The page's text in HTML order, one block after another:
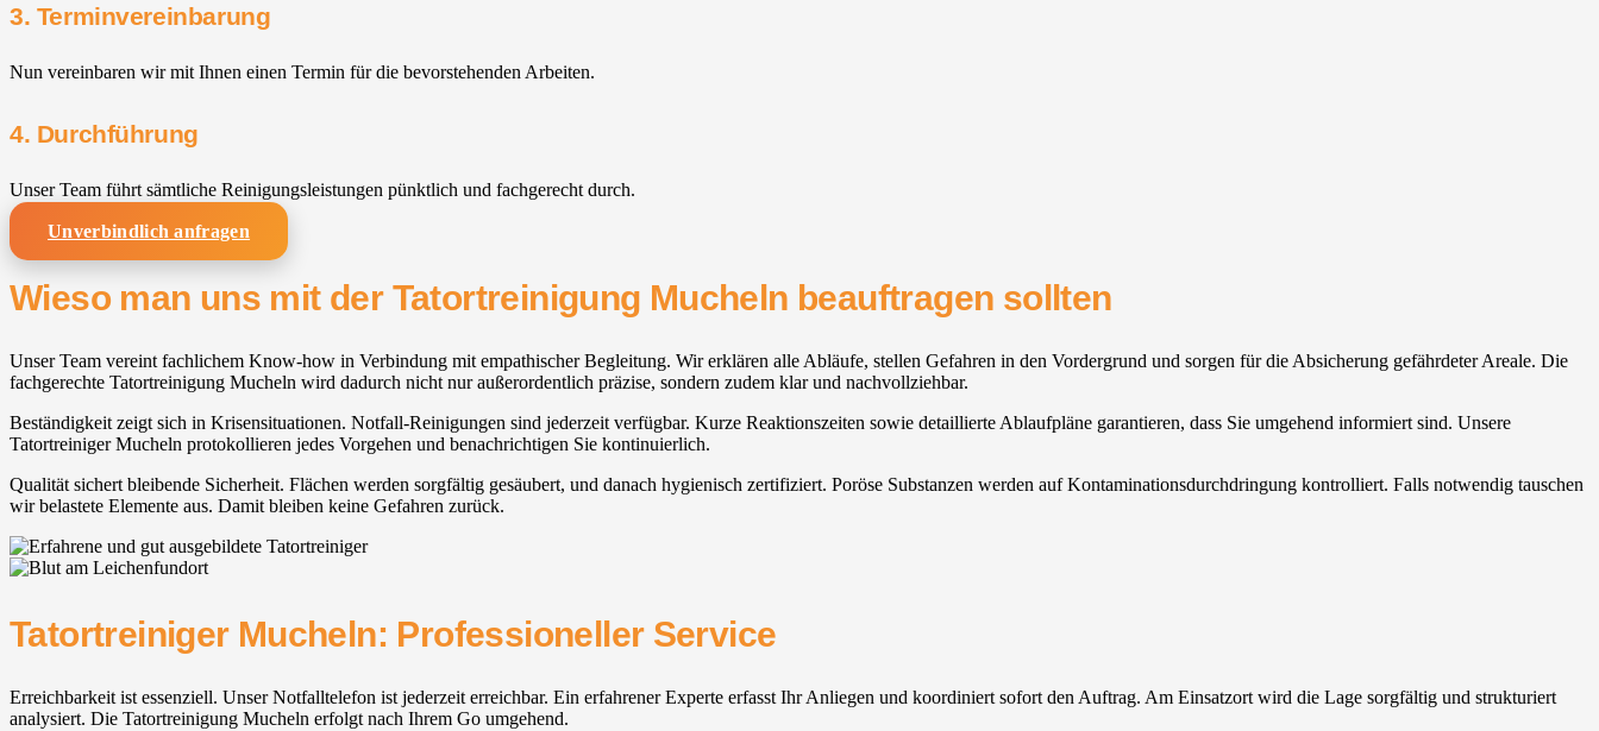
3. Terminvereinbarung
Nun vereinbaren wir mit Ihnen einen Termin für die bevorstehenden Arbeiten.
4. Durchführung
Unser Team führt sämtliche Reinigungsleistungen pünktlich und fachgerecht durch.
Unverbindlich anfragen
Wieso man uns mit der Tatortreinigung Mucheln beauftragen sollten
Unser Team vereint fachlichem Know-how in Verbindung mit empathischer Begleitung. Wir erklären alle Abläufe, stellen Gefahren in den Vordergrund und sorgen für die Absicherung gefährdeter Areale. Die
fachgerechte Tatortreinigung Mucheln wird dadurch nicht nur außerordentlich präzise, sondern zudem klar und nachvollziehbar.
Beständigkeit zeigt sich in Krisensituationen. Notfall-Reinigungen sind jederzeit verfügbar. Kurze Reaktionszeiten sowie detaillierte Ablaufpläne garantieren, dass Sie umgehend informiert sind. Unsere
Tatortreiniger Mucheln protokollieren jedes Vorgehen und benachrichtigen Sie kontinuierlich.
Qualität sichert bleibende Sicherheit. Flächen werden sorgfältig gesäubert, und danach hygienisch zertifiziert. Poröse Substanzen werden auf Kontaminationsdurchdringung kontrolliert. Falls notwendig tauschen
wir belastete Elemente aus. Damit bleiben keine Gefahren zurück.
Tatortreiniger Mucheln: Professioneller Service
Erreichbarkeit ist essenziell. Unser Notfalltelefon ist jederzeit erreichbar. Ein erfahrener Experte erfasst Ihr Anliegen und koordiniert sofort den Auftrag. Am Einsatzort wird die Lage sorgfältig und strukturiert
analysiert. Die Tatortreinigung Mucheln erfolgt nach Ihrem Go umgehend.